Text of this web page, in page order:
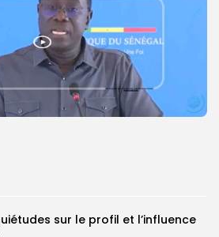
Button
sur le profil et l’influence